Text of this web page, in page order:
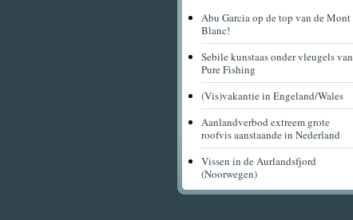
Abu Garcia op de top van de Mont
Blanc!
Sebile kunstaas onder vleugels van
Pure Fishing
(Vis)vakantie in Engeland/Wales
Aanlandverbod extreem grote
roofvis aanstaande in Nederland
Vissen in de Aurlandsfjord
(Noorwegen)